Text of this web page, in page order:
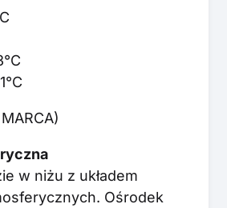
w niżu z układem
Ośrodek